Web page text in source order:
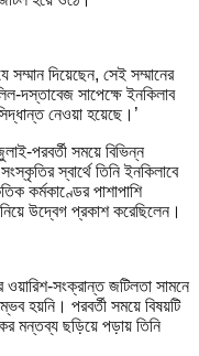
সম্মান দিয়েছেন, সেই সম্মানের
দস্তাবেজ সাপেক্ষে ইনকিলাব
নেওয়া হয়েছে।’
পরবর্তী সময়ে বিভিন্ন
স্বার্থে তিনি ইনকিলাবে
কর্মকাণ্ডের পাশাপাশি
উদ্বেগ প্রকাশ করেছিলেন।
ওয়ারিশ-সংক্রান্ত জটিলতা সামনে
হয়নি। পরবর্তী সময়ে বিষয়টি
মন্তব্য ছড়িয়ে পড়ায় তিনি